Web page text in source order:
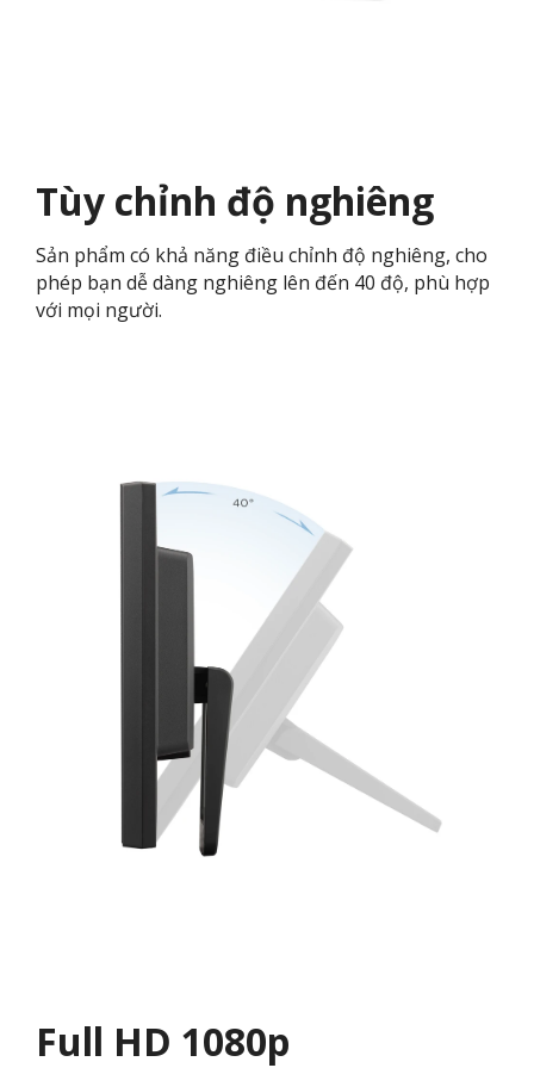
Tùy chỉnh độ nghiêng
Sản phẩm có khả năng điều chỉnh độ nghiêng, cho
phép bạn dễ dàng nghiêng lên đến 40 độ, phù hợp
với mọi người.
Full HD 1080p